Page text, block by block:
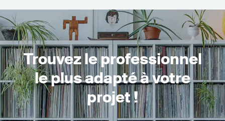
Trouvez le professionnel
le plus adapté à votre
projet !